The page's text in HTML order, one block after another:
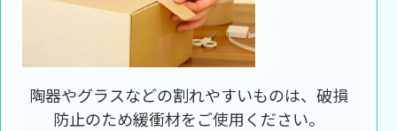
陶器やグラスなどの割れやすいものは、破損
防止のため緩衝材をご使用ください。